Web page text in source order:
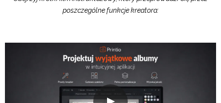
poszczególne funkcje kreatora: